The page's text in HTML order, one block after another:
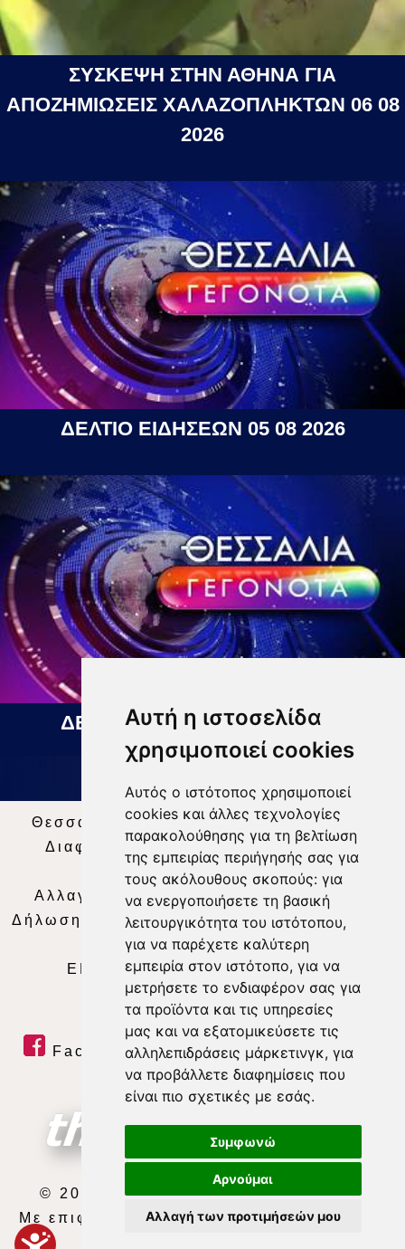
Αυτή η ιστοσελίδα
χρησιμοποιεί cookies
Αυτός ο ιστότοπος χρησιμοποιεί
cookies και άλλες τεχνολογίες
παρακολούθησης για τη βελτίωση
της εμπειρίας περιήγησής σας για
τους ακόλουθους σκοπούς: για
να ενεργοποιήσετε τη βασική
λειτουργικότητα του ιστότοπου,
για να παρέχετε καλύτερη
εμπειρία στον ιστότοπο, για να
μετρήσετε το ενδιαφέρον σας για
τα προϊόντα και τις υπηρεσίες
μας και να εξατομικεύσετε τις
αλληλεπιδράσεις μάρκετινγκ, για
να προβάλλετε διαφημίσεις που
είναι πιο σχετικές με εσάς.
Συμφωνώ
Αρνούμαι
Αλλαγή των προτιμήσεών μου
ΣΥΣΚΕΨΗ ΣΤΗΝ ΑΘΗΝΑ ΓΙΑ
ΑΠΟΖΗΜΙΩΣΕΙΣ ΧΑΛΑΖΟΠΛΗΚΤΩΝ 06 08
2026
ΔΕΛΤΙΟ ΕΙΔΗΣΕΩΝ 05 08 2026
ΔΕΛΤΙΟ ΕΙΔΗΣΕΩΝ 06 08 2026
Θεσσαλία Τηλεόραση|SNG Services
Διαφήμιση | Όροι Χρήσης |Δήλωση
Απορρήτου |
Περιεχόμενο
Αλλαγή Προτιμήσεων για τα Cookies
Δήλωση συμμόρφωσης με τη σύσταση (ΕΕ)
2018/334|Ταυτότητα
ΕΝΗΜΕΡΩΣΗ |WEB TV| LIVE
Facebook| Twitter | Youtube
RSS Feed
© 2026 ΘΕΣΣΑΛΙΑ ΤΗΛΕΟΡΑΣΗ Α.Ε.
Με επιφύλαξη κάθε νόμιμου δικαιώματος.